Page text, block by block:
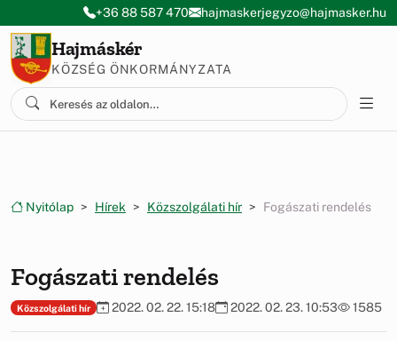
Ugrás a menüre
Ugrás a tartalomra
+36 88 587 470 hajmaskerjegyzo@hajmasker.hu
Hajmáskér
KÖZSÉG ÖNKORMÁNYZATA
Nyitólap Hírek Közszolgálati hír Fogászati rendelés
Fogászati rendelés
Közszolgálati hír 2022. 02. 22. 15:18 2022. 02. 23. 10:53 1585